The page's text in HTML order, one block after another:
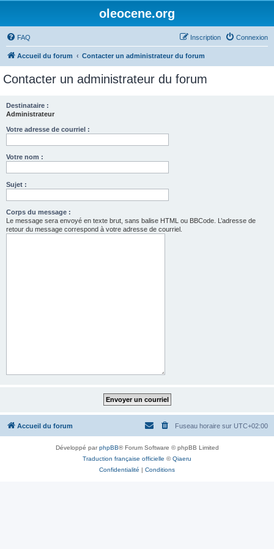
oleocene.org
FAQ Connexion
Inscription
Accueil du forum Contacter un administrateur du forum
Contacter un administrateur du forum
Destinataire :
Administrateur
Votre adresse de courriel :
Votre nom :
Sujet :
Corps du message :
Le message sera envoyé en texte brut, sans balise HTML ou BBCode. L’adresse de
retour du message correspond à votre adresse de courriel.
Accueil du forum Fuseau horaire sur UTC+02:00
Développé parphpBB® Forum Software © phpBB Limited
Traduction française officielle ©Qiaeru
Confidentialité | Conditions